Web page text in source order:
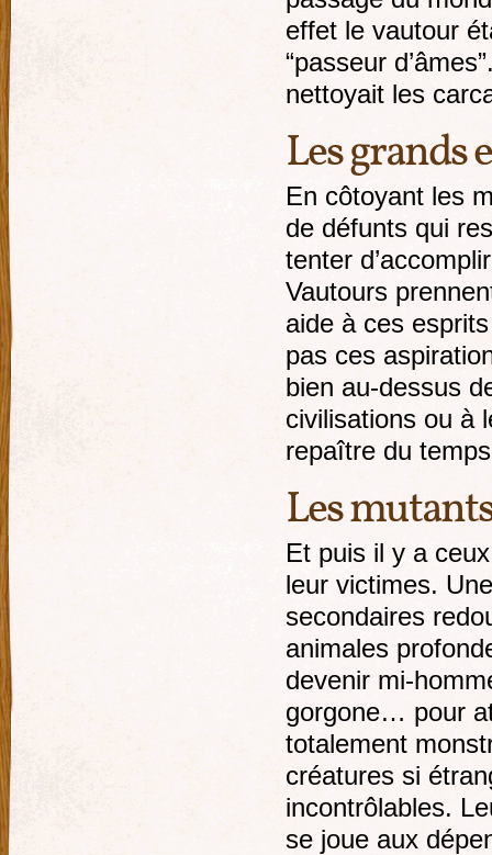
effet le vautour
“passeur
nettoyait les
Les grands
En côtoyant les
de défunts qui
tenter
Vautours
aide à ces
pas ces
bien au-dessus
civilisations ou à
repaître du
Les
Et puis il y a
leur victimes.
secondaires
animales
devenir mi-
gorgone… pour
totalement
créatures si
incontrôlables.
se joue aux